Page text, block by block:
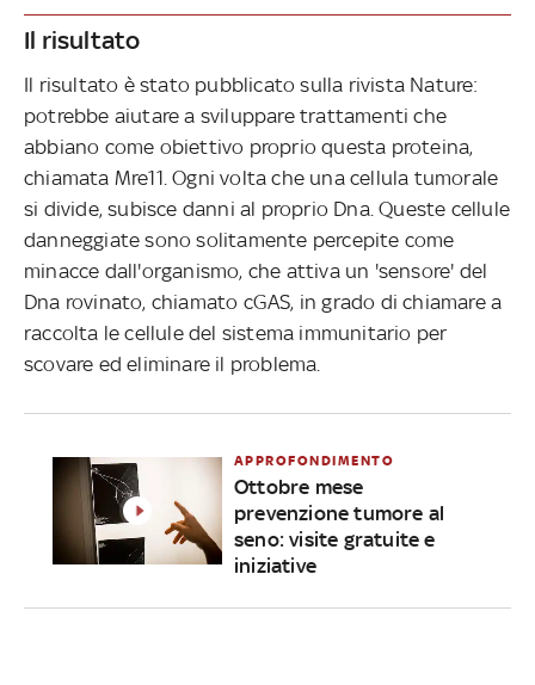
Il risultato
Il risultato è stato pubblicato sulla rivista Nature:
potrebbe aiutare a sviluppare trattamenti che
abbiano come obiettivo proprio questa proteina,
chiamata Mre11. Ogni volta che una cellula tumorale
si divide, subisce danni al proprio Dna. Queste cellule
danneggiate sono solitamente percepite come
minacce dall'organismo, che attiva un 'sensore' del
Dna rovinato, chiamato cGAS, in grado di chiamare a
raccolta le cellule del sistema immunitario per
scovare ed eliminare il problema.
APPROFONDIMENTO
Ottobre mese
prevenzione tumore al
seno: visite gratuite e
iniziative